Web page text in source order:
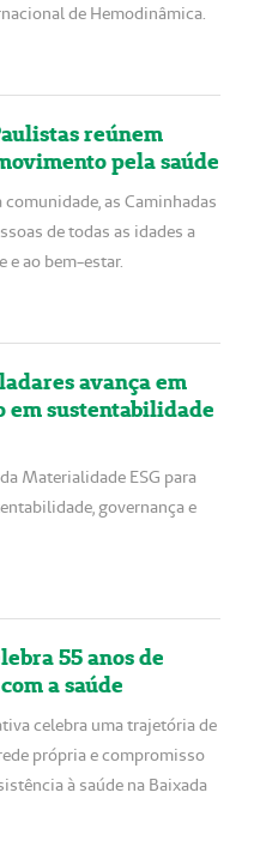
de Hemodinâmica.
reúnem
pela saúde
as Caminhadas
de todas as idades a
e ao bem-estar.
avança em
em sustentabilidade
Materialidade ESG para
governança e
55 anos de
a saúde
celebra uma trajetória de
própria e compromisso
à saúde na Baixada